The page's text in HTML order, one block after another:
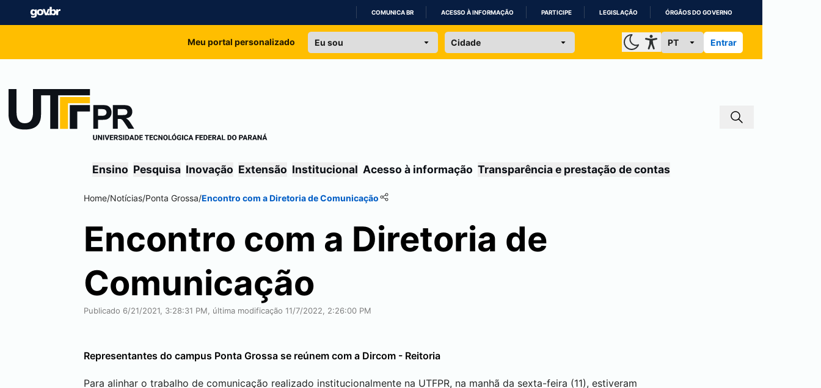
IR
COMUNICA BR ACESSO À INFORMAÇÃO PARTICIPE LEGISLAÇÃO ÓRGÃOS DO GOVERNO
Meu portal personalizado Entrar
Ensino Pesquisa Inovação Extensão Institucional Acesso à informação Transparência e prestação de contas
Home/Notícias/Ponta Grossa/Encontro com a Diretoria de Comunicação
Encontro com a Diretoria de
Comunicação
Publicado 6/21/2021, 3:28:31 PM, última modificação 11/7/2022, 2:26:00 PM
Representantes do campus Ponta Grossa se reúnem com a Dircom - Reitoria
Para alinhar o trabalho de comunicação realizado institucionalmente na UTFPR, na manhã da sexta-feira (11), estiveram